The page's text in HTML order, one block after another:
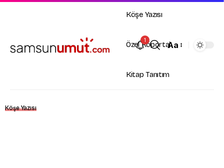
Köşe Yazısı
Özel Röportaj
Kitap Tanıtım
1 Aa
Köşe Yazısı